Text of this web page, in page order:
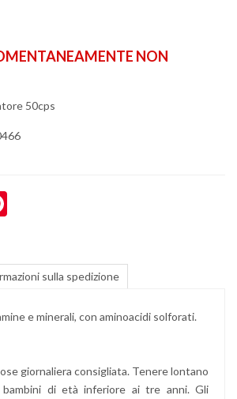
NON
50cps
sulla spedizione
e minerali, con aminoacidi solforati.
giornaliera consigliata. Tenere lontano
di età inferiore ai tre anni. Gli